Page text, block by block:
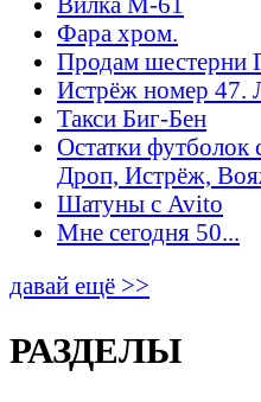
Фара хром.
Продам шестерни
Истрёж номер 47.
Такси Биг-Бен
Остатки
Дроп, Истрёж,
Шатуны с Avito
Мне сегодня 50...
давай ещё >>
РАЗДЕЛЫ